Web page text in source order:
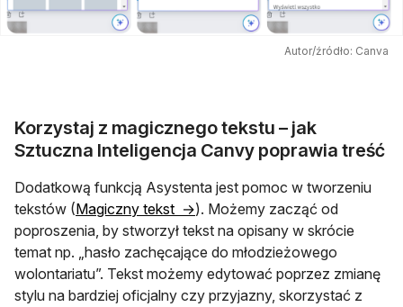
Autor/źródło: Canva
Korzystaj z magicznego tekstu – jak
Sztuczna Inteligencja Canvy poprawia treść
Dodatkową funkcją Asystenta jest pomoc w tworzeniu
tekstów (Magiczny tekst →otwiera się w nowej karcie
). Możemy zacząć od
poproszenia, by stworzył tekst na opisany w skrócie
temat np. „hasło zachęcające do młodzieżowego
wolontariatu”. Tekst możemy edytować poprzez zmianę
stylu na bardziej oficjalny czy przyjazny, skorzystać z